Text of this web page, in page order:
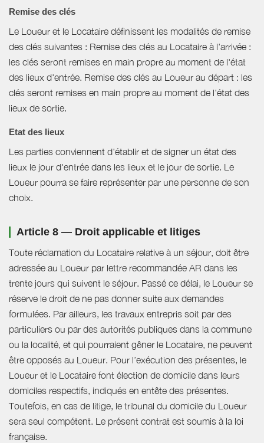
Remise des clés
Le Loueur et le Locataire définissent les modalités de remise
des clés suivantes : Remise des clés au Locataire à l'arrivée :
les clés seront remises en main propre au moment de l'état
des lieux d'entrée. Remise des clés au Loueur au départ : les
clés seront remises en main propre au moment de l'état des
lieux de sortie.
Etat des lieux
Les parties conviennent d'établir et de signer un état des
lieux le jour d'entrée dans les lieux et le jour de sortie. Le
Loueur pourra se faire représenter par une personne de son
choix.
Article 8 — Droit applicable et litiges
Toute réclamation du Locataire relative à un séjour, doit être
adressée au Loueur par lettre recommandée AR dans les
trente jours qui suivent le séjour. Passé ce délai, le Loueur se
réserve le droit de ne pas donner suite aux demandes
formulées. Par ailleurs, les travaux entrepris soit par des
particuliers ou par des autorités publiques dans la commune
ou la localité, et qui pourraient gêner le Locataire, ne peuvent
être opposés au Loueur. Pour l’exécution des présentes, le
Loueur et le Locataire font élection de domicile dans leurs
domiciles respectifs, indiqués en entête des présentes.
Toutefois, en cas de litige, le tribunal du domicile du Loueur
sera seul compétent. Le présent contrat est soumis à la loi
française.